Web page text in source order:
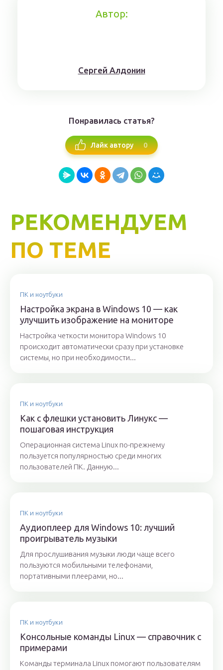
Автор:
Сергей Алдонин
Понравилась статья?
Лайк автору 0
РЕКОМЕНДУЕМ
ПО ТЕМЕ
ПК и ноутбуки
Настройка экрана в Windows 10 — как
улучшить изображение на мониторе
Настройка четкости монитора Windows 10
происходит автоматически сразу при установке
системы, но при необходимости...
ПК и ноутбуки
Как с флешки установить Линукс —
пошаговая инструкция
Операционная система Linux по-прежнему
пользуется популярностью среди многих
пользователей ПК. Данную...
ПК и ноутбуки
Аудиоплеер для Windows 10: лучший
проигрыватель музыки
Для прослушивания музыки люди чаще всего
пользуются мобильными телефонами,
портативными плеерами, но...
ПК и ноутбуки
Консольные команды Linux — справочник с
примерами
Команды терминала Linux помогают пользователям